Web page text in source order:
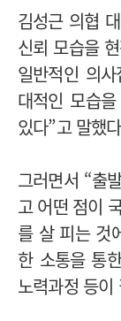
김성근 의협
신뢰 모습을
일반적인 의
대적인 모습
있다”고 말했
그러면서 “출
고 어떤 점이
를 살 피는 것
한 소통을 통
노력과정 등이